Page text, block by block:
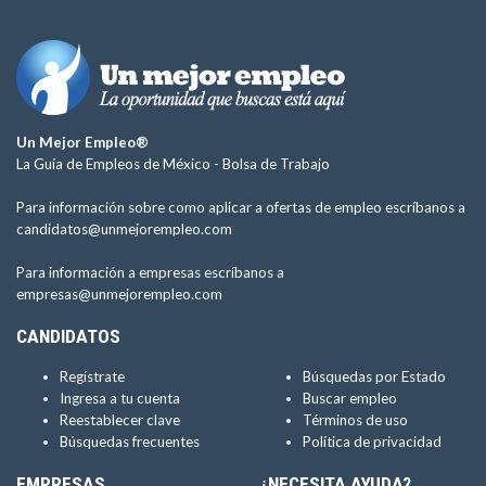
Un Mejor Empleo®
La Guía de Empleos de México - Bolsa de Trabajo
Para información sobre como aplicar a ofertas de empleo escríbanos a
candidatos@unmejorempleo.com
Para información a empresas escríbanos a
empresas@unmejorempleo.com
CANDIDATOS
Regístrate
Ingresa a tu cuenta
Reestablecer clave
Búsquedas frecuentes
Búsquedas por Estado
Buscar empleo
Términos de uso
Política de privacidad